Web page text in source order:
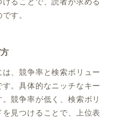
ることで、読者が求める
す。
、競争率と検索ボリュー
。具体的なニッチなキー
競争率が低く、検索ボリ
見つけることで、上位表